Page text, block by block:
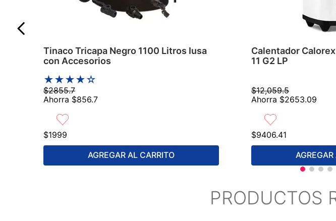
Tinaco Tricapa Negro 1100 Litros Iusa
con Accesorios
★★★★☆
$2855.7
Ahorra $856.7
$1999
AGREGAR AL CARRITO
Calentador Calorex
11 G2 LP
$12,059.5
Ahorra $2653.09
$9406.41
PRODUCTOS